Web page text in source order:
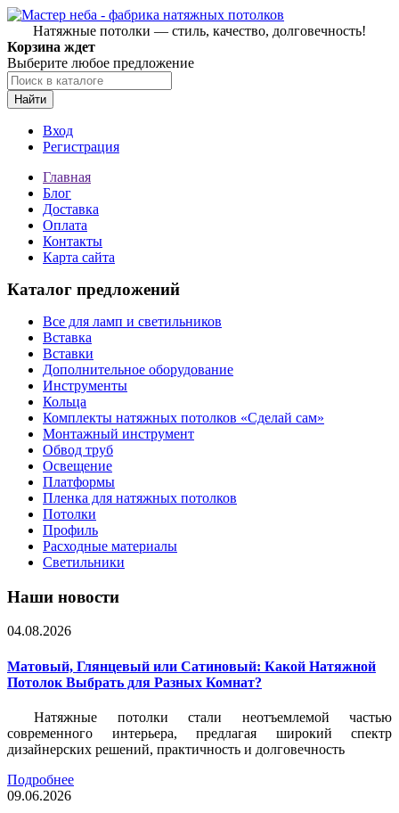
Натяжные потолки — стиль, качество, долговечность!
Корзина ждет
Выберите любое предложение
Найти
Вход
Регистрация
Главная
Блог
Доставка
Оплата
Контакты
Карта сайта
Каталог предложений
Все для ламп и светильников
Вставка
Вставки
Дополнительное оборудование
Инструменты
Кольца
Комплекты натяжных потолков «Сделай сам»
Монтажный инструмент
Обвод труб
Освещение
Платформы
Пленка для натяжных потолков
Потолки
Профиль
Расходные материалы
Светильники
Наши новости
04.08.2026
Матовый, Глянцевый или Сатиновый: Какой Натяжной
Потолок Выбрать для Разных Комнат?
Натяжные потолки стали неотъемлемой частью
современного интерьера, предлагая широкий спектр
дизайнерских решений, практичность и долговечность
Подробнее
09.06.2026